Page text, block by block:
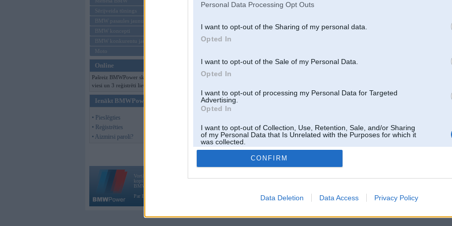
Personal Data Processing Opt Outs
I want to opt-out of the Sharing of my personal data.
Opted In
I want to opt-out of the Sale of my Personal Data.
Opted In
I want to opt-out of processing my Personal Data for Targeted
Advertising.
Opted In
I want to opt-out of Collection, Use, Retention, Sale, and/or Sharing
of my Personal Data that Is Unrelated with the Purposes for which it
was collected.
Opted Out
CONFIRM
Data Deletion Data Access Privacy Policy
Sērijveida tūnings
BMW pasaules jaunumi
BMW koncepti
BMW konkurentu jaunumi
Moto
Online
Pašreiz BMWPower skatās 114
viesi un 3 reģistrēti lietotāji.
Ienākt BMWPower
• Pieslēgties
• Reģistrēties
• Aizmirsi paroli?
Vortāls BMWPower.lv darbojas
kopš 2002. gada 14. maija. Tas nav auto klubs un nav saistīts ar
BMW AG.
Par BMWPower